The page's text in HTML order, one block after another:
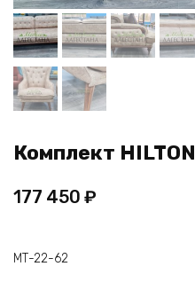
Комплект HILTON
177 450 ₽
МТ-22-62